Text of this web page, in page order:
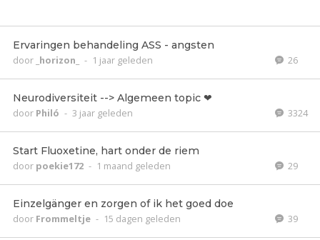
Ervaringen behandeling ASS - angsten
door _horizon_ - 1 jaar geleden 26
Neurodiversiteit --> Algemeen topic ❤
door Philó - 3 jaar geleden 3324
Start Fluoxetine, hart onder de riem
door poekie172 - 1 maand geleden 29
Einzelgänger en zorgen of ik het goed doe
door Frommeltje - 15 dagen geleden 39